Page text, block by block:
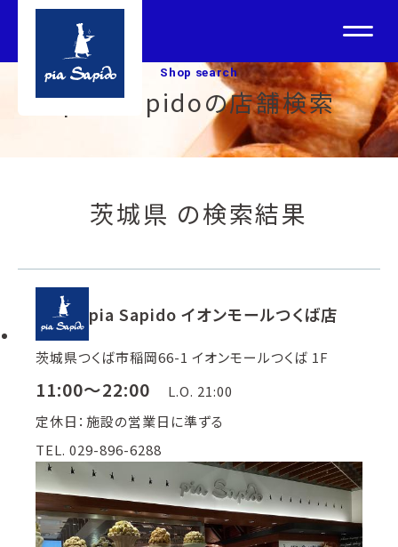
Shop search
pia Sapidoの店舗検索
茨城県 の検索結果
pia Sapido イオンモールつくば店
茨城県つくば市稲岡66-1 イオンモールつくば 1F
11:00～22:00
L.O. 21:00
定休日：施設の営業日に準ずる
TEL. 029-896-6288